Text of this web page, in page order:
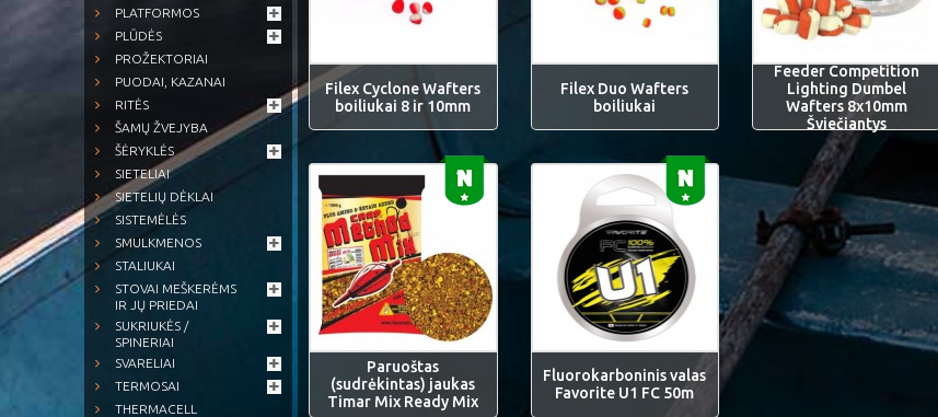
PLATFORMOS
PLŪDĖS
PROŽEKTORIAI
PUODAI, KAZANAI
RITĖS
ŠAMŲ ŽVEJYBA
ŠĖRYKLĖS
SIETELIAI
SIETELIŲ DĖKLAI
SISTEMĖLĖS
SMULKMENOS
STALIUKAI
STOVAI MEŠKERĖMS
IR JŲ PRIEDAI
SUKRIUKĖS /
SPINERIAI
SVARELIAI
TERMOSAI
THERMACELL
Filex Cyclone Wafters
boiliukai 8 ir 10mm
Filex Duo Wafters
boiliukai
Feeder Competition
Lighting Dumbel
Wafters 8x10mm
Šviečiantys
Paruoštas
(sudrėkintas) jaukas
Timar Mix Ready Mix
Fluorokarboninis valas
Favorite U1 FC 50m